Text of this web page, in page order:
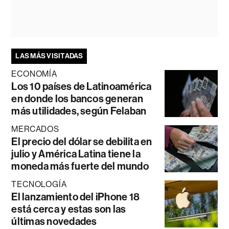
LAS MÁS VISITADAS
ECONOMÍA
Los 10 países de Latinoamérica
en donde los bancos generan
más utilidades, según Felaban
MERCADOS
El precio del dólar se debilita en
julio y América Latina tiene la
moneda más fuerte del mundo
TECNOLOGÍA
El lanzamiento del iPhone 18
está cerca y estas son las
últimas novedades